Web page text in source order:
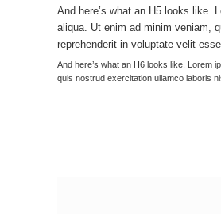
And here’s what an H5 looks like.
aliqua. Ut enim ad minim veniam,
reprehenderit in voluptate velit
And here’s what an H6 looks like. Lorem
quis nostrud exercitation ullamco laboris